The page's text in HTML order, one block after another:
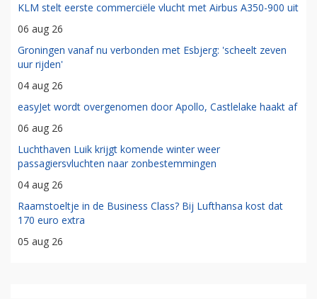
KLM stelt eerste commerciële vlucht met Airbus A350-900 uit
06 aug 26
Groningen vanaf nu verbonden met Esbjerg: 'scheelt zeven
uur rijden'
04 aug 26
easyJet wordt overgenomen door Apollo, Castlelake haakt af
06 aug 26
Luchthaven Luik krijgt komende winter weer
passagiersvluchten naar zonbestemmingen
04 aug 26
Raamstoeltje in de Business Class? Bij Lufthansa kost dat
170 euro extra
05 aug 26